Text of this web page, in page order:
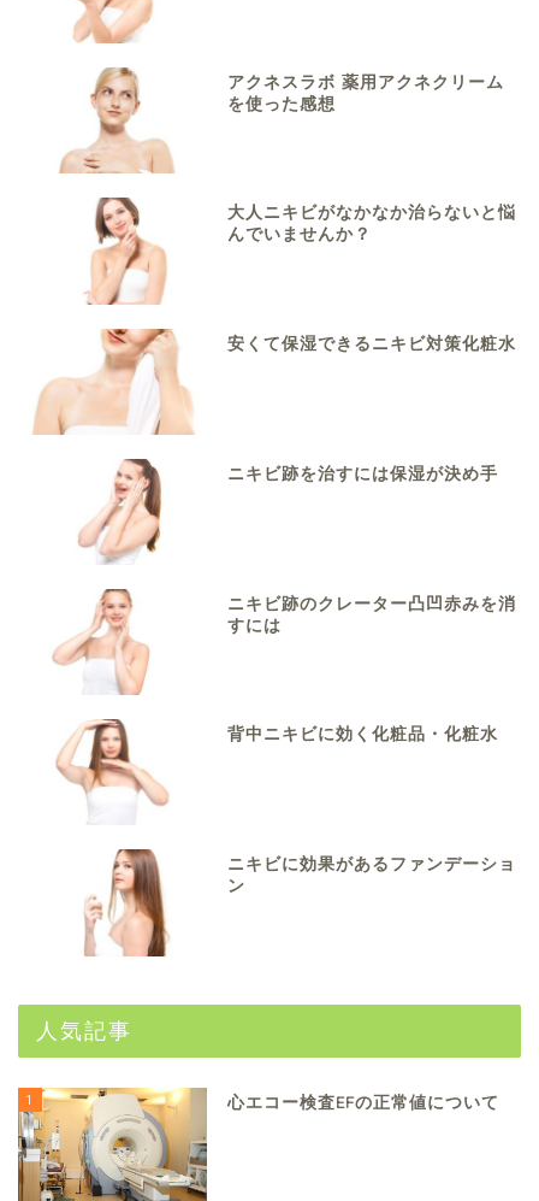
アクネスラボ 薬用アクネクリーム
を使った感想
大人ニキビがなかなか治らないと悩
んでいませんか？
安くて保湿できるニキビ対策化粧水
ニキビ跡を治すには保湿が決め手
ニキビ跡のクレーター凸凹赤みを消
すには
背中ニキビに効く化粧品・化粧水
ニキビに効果があるファンデーショ
ン
人気記事
1 心エコー検査EFの正常値について